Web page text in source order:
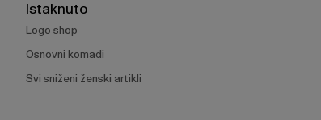
Istaknuto
Logo shop
Osnovni komadi
Svi sniženi ženski artikli